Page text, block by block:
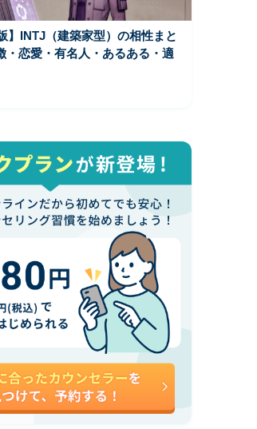
】INTJ（建築家型）の相性まと
・恋愛・有名人・あるある・適